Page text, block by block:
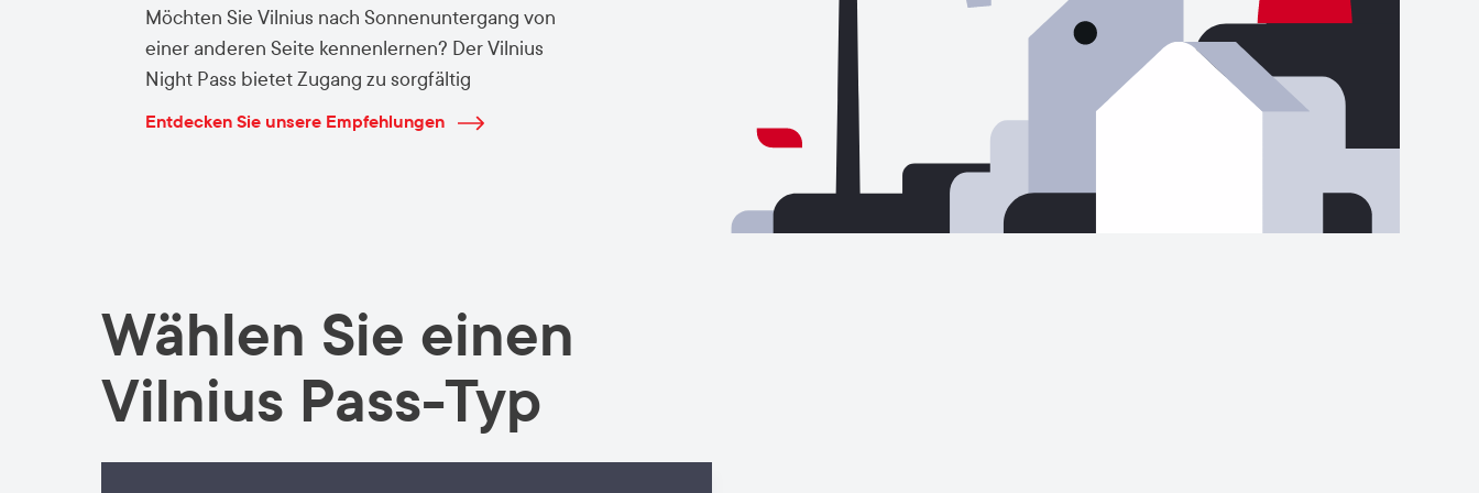
Möchten Sie Vilnius nach Sonnenuntergang von
einer anderen Seite kennenlernen? Der Vilnius
Night Pass bietet Zugang zu sorgfältig
ausgewählten Abend- und Nachtangeboten in der
Entdecken Sie unsere Empfehlungen
Wählen Sie einen
Vilnius Pass-Typ